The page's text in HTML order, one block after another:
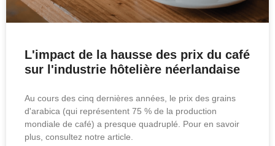
L'impact de la hausse des prix du café
sur l'industrie hôtelière néerlandaise
Au cours des cinq dernières années, le prix des grains
d'arabica (qui représentent 75 % de la production
mondiale de café) a presque quadruplé. Pour en savoir
plus, consultez notre article.